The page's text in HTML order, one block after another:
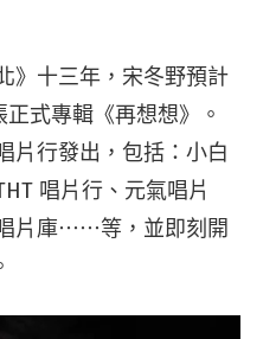
》十三年，宋冬野預計
式專輯《再想想》。
片行發出，包括：小白
唱片行、元氣唱片
片庫⋯⋯等，並即刻開